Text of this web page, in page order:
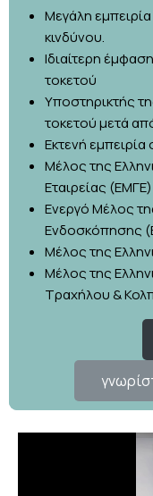
Μεγάλη
κινδύνου.
Ιδιαίτερη
τοκετού
Υποστηρικτής
τοκετού μετά
Εκτενή
Μέλος της
Εταιρείας (ΕΜΓΕ)
Ενεργό Μέλος
Ενδοσκόπησης
Μέλος της
Μέλος της
Τραχήλου &